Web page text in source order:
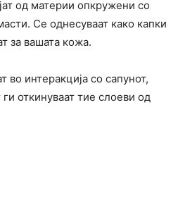
од материи опкружени со
Се однесуваат како капки
за вашата кожа.
во интеракција со сапунот,
откинуваат тие слоеви од